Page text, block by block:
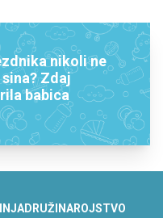
nikoli ne
Zdaj
babica
DRUŽINAROJSTVO